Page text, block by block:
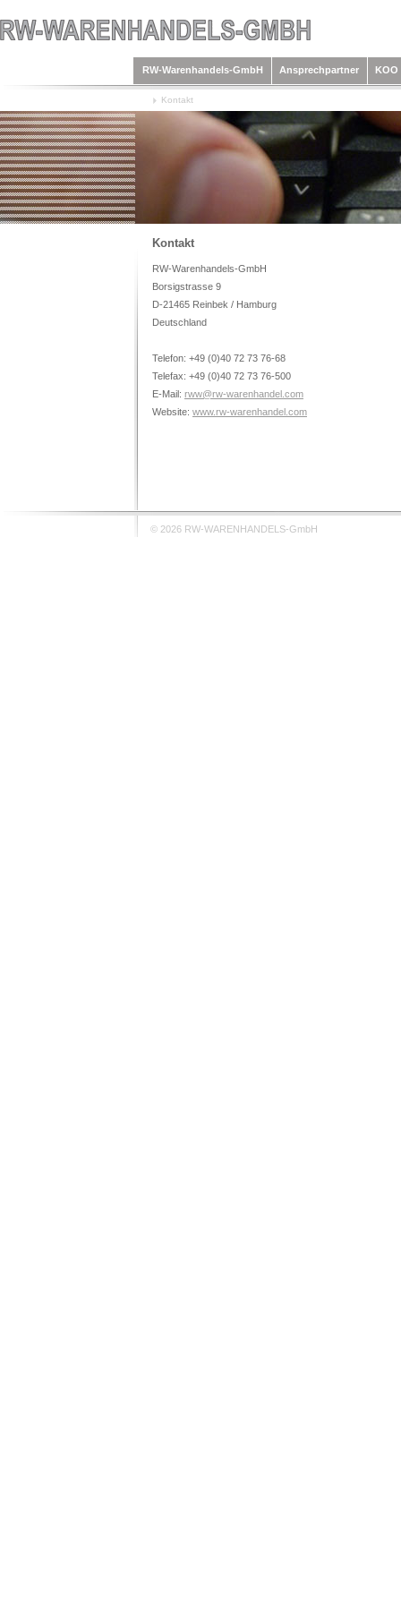
RW-Warenhandels-GmbH Ansprechpartner KOO
Kontakt
Kontakt
RW-Warenhandels-GmbH
Borsigstrasse 9
D-21465 Reinbek / Hamburg
Deutschland
Telefon: +49 (0)40 72 73 76-68
Telefax: +49 (0)40 72 73 76-500
E-Mail: rww@rw-warenhandel.com
Website: www.rw-warenhandel.com
© 2026 RW-WARENHANDELS-GmbH